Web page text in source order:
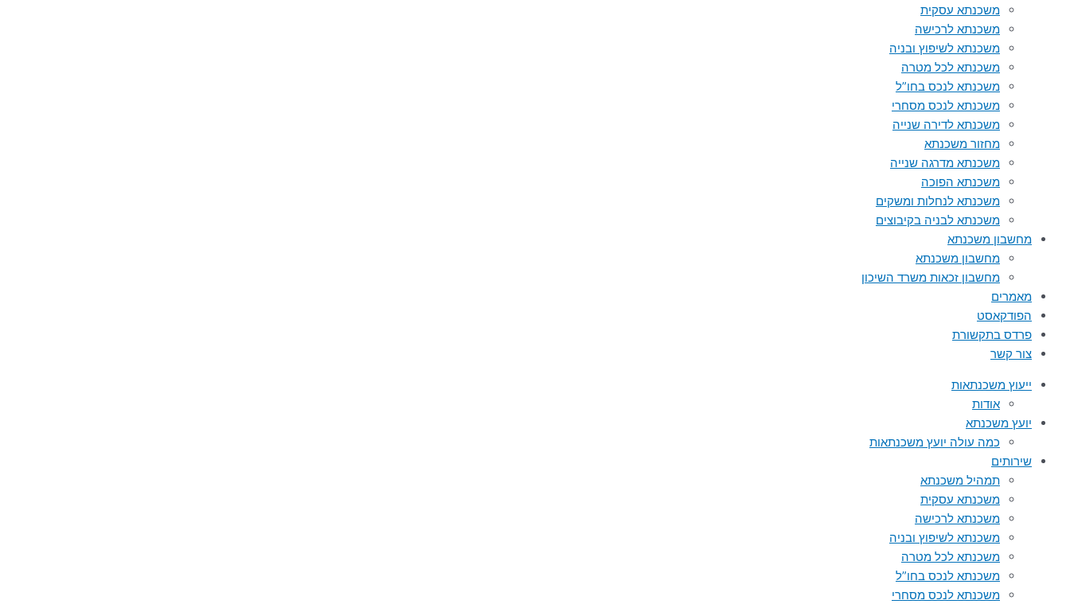
משכנתא עסקית
משכנתא לרכישה
משכנתא לשיפוץ ובניה
משכנתא לכל מטרה
משכנתא לנכס בחו”ל
משכנתא לנכס מסחרי
משכנתא לדירה שנייה
מחזור משכנתא
משכנתא מדרגה שנייה
משכנתא הפוכה
משכנתא לנחלות ומשקים
משכנתא לבניה בקיבוצים
מחשבון משכנתא
מחשבון משכנתא
מחשבון זכאות משרד השיכון
מאמרים
הפודקאסט
פרדס בתקשורת
צור קשר
ייעוץ משכנתאות
אודות
יועץ משכנתא
כמה עולה יועץ משכנתאות
שירותים
תמהיל משכנתא
משכנתא עסקית
משכנתא לרכישה
משכנתא לשיפוץ ובניה
משכנתא לכל מטרה
משכנתא לנכס בחו”ל
משכנתא לנכס מסחרי